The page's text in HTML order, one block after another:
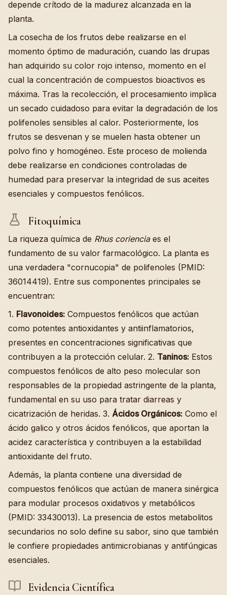
depende crítodo de la madurez alcanzada en la
planta.
La cosecha de los frutos debe realizarse en el
momento óptimo de maduración, cuando las drupas
han adquirido su color rojo intenso, momento en el
cual la concentración de compuestos bioactivos es
máxima. Tras la recolección, el procesamiento implica
un secado cuidadoso para evitar la degradación de los
polifenoles sensibles al calor. Posteriormente, los
frutos se desvenan y se muelen hasta obtener un
polvo fino y homogéneo. Este proceso de molienda
debe realizarse en condiciones controladas de
humedad para preservar la integridad de sus aceites
esenciales y compuestos fenólicos.
Fitoquímica
La riqueza química de Rhus corienciaes el
fundamento de su valor farmacológico. La planta es
una verdadera "cornucopia" de polifenoles (PMID:
36014419). Entre sus componentes principales se
encuentran:
1. Flavonoides: Compuestos fenólicos que actúan
como potentes antioxidantes y antiinflamatorios,
presentes en concentraciones significativas que
contribuyen a la protección celular. 2. Taninos: Estos
compuestos fenólicos de alto peso molecular son
responsables de la propiedad astringente de la planta,
fundamental en su uso para tratar diarreas y
cicatrización de heridas. 3. Ácidos Orgánicos: Como el
ácido galico y otros ácidos fenólicos, que aportan la
acidez característica y contribuyen a la estabilidad
antioxidante del fruto.
Además, la planta contiene una diversidad de
compuestos fenólicos que actúan de manera sinérgica
para modular procesos oxidativos y metabólicos
(PMID: 33430013). La presencia de estos metabolitos
secundarios no solo define su sabor, sino que también
le confiere propiedades antimicrobianas y antifúngicas
esenciales.
Evidencia Científica